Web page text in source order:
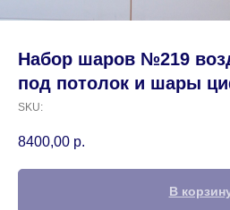
Набор шаров №219
под потолок и шары
SKU:
8400,00 р.
В